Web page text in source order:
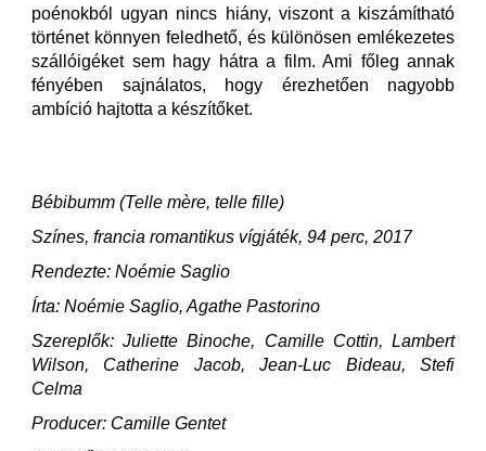
poénokból ugyan nincs hiány, viszont a kiszámítható
történet könnyen feledhető, és különösen emlékezetes
szállóigéket sem hagy hátra a film. Ami főleg annak
fényében sajnálatos, hogy érezhetően nagyobb
ambíció hajtotta a készítőket.
Bébibumm (Telle mère, telle fille)
Színes, francia romantikus vígjáték, 94 perc, 2017
Rendezte: Noémie Saglio
Írta: Noémie Saglio, Agathe Pastorino
Szereplők: Juliette Binoche, Camille Cottin, Lambert
Wilson, Catherine Jacob, Jean-Luc Bideau, Stefi
Celma
Producer: Camille Gentet